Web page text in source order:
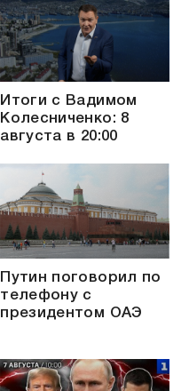
Итоги с Вадимом
Колесниченко: 8
августа в 20:00
Путин поговорил по
телефону с
президентом ОАЭ